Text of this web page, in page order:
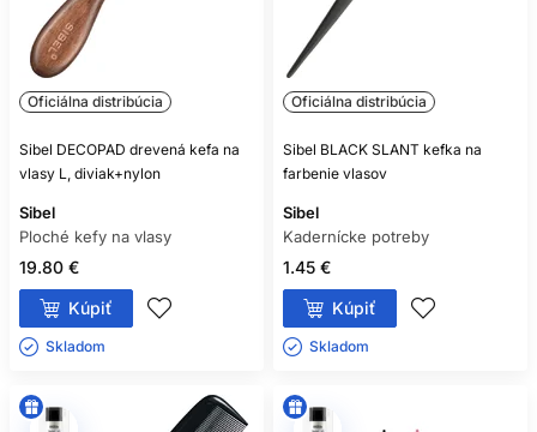
Oficiálna distribúcia
Sibel DECOPAD drevená kefa na
vlasy L, diviak+nylon
Sibel
Ploché kefy na vlasy
19.80 €
Kúpiť
Skladom ㅤ
Oficiálna distribúcia
Sibel BLACK SLANT kefka na
farbenie vlasov
Sibel
Kadernícke potreby
1.45 €
Kúpiť
Skladom ㅤ